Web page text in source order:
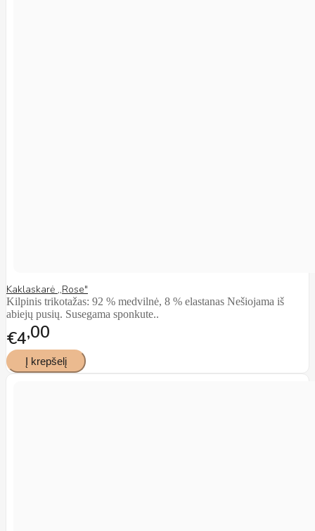
Kaklaskarė ,,Rose"
Kilpinis trikotažas: 92 % medvilnė, 8 % elastanas Nešiojama iš
abiejų pusių. Susegama sponkute..
€4 00